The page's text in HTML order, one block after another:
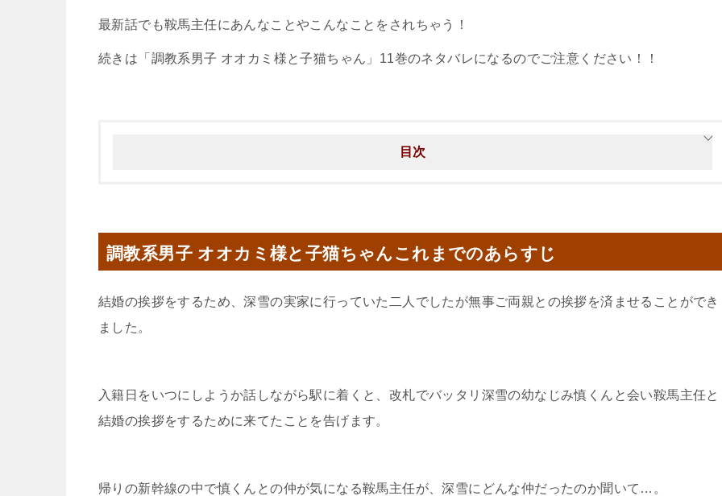
最新話でも鞍馬主任にあんなことやこんなことをされちゃう！
続きは「調教系男子 オオカミ様と子猫ちゃん」11巻のネタバレになるのでご注意ください！！
目次
調教系男子 オオカミ様と子猫ちゃんこれまでのあらすじ
結婚の挨拶をするため、深雪の実家に行っていた二人でしたが無事ご両親との挨拶を済ませることができ
ました。
入籍日をいつにしようか話しながら駅に着くと、改札でバッタリ深雪の幼なじみ慎くんと会い鞍馬主任と
結婚の挨拶をするために来てたことを告げます。
帰りの新幹線の中で慎くんとの仲が気になる鞍馬主任が、深雪にどんな仲だったのか聞いて…。